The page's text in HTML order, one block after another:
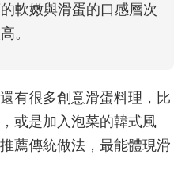
軟嫩與滑蛋的口感層次
。
有很多創意滑蛋料理，比
或是加入泡菜的韓式風
薦傳統做法，最能體現滑